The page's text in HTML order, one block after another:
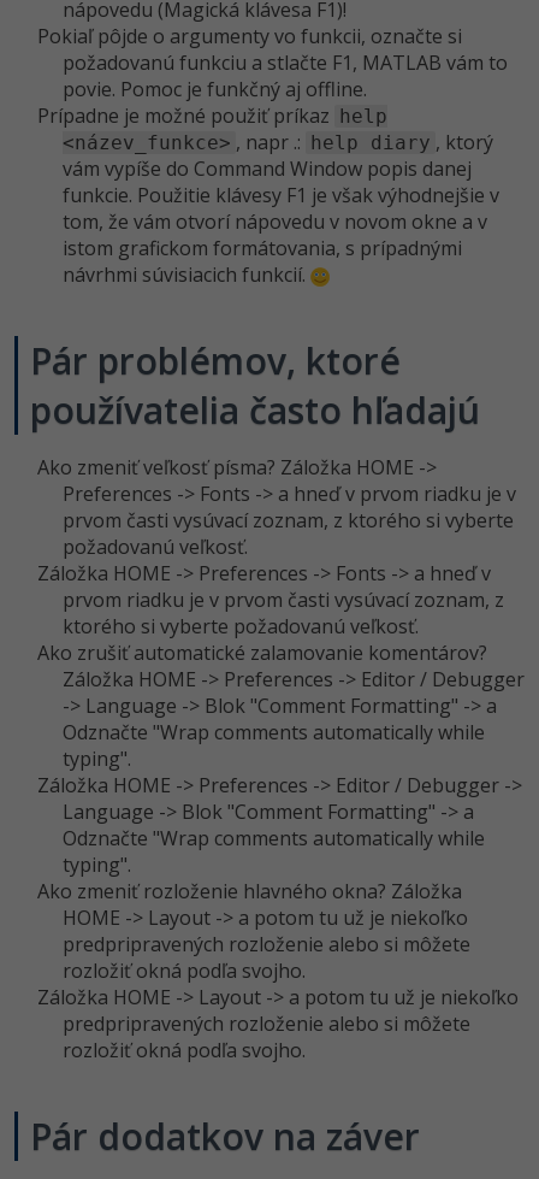
nápovedu (Magická klávesa F1)!
Pokiaľ pôjde o argumenty vo funkcii, označte si
požadovanú funkciu a stlačte F1, MATLAB vám to
povie. Pomoc je funkčný aj offline.
Prípadne je možné použiť príkaz help
<název_funkce> , napr .: help diary , ktorý
vám vypíše do Command Window popis danej
funkcie. Použitie klávesy F1 je však výhodnejšie v
tom, že vám otvorí nápovedu v novom okne a v
istom grafickom formátovania, s prípadnými
návrhmi súvisiacich funkcií.
Pár problémov, ktoré
používatelia často hľadajú
Ako zmeniť veľkosť písma? Záložka HOME ->
Preferences -> Fonts -> a hneď v prvom riadku je v
prvom časti vysúvací zoznam, z ktorého si vyberte
požadovanú veľkosť.
Záložka HOME -> Preferences -> Fonts -> a hneď v
prvom riadku je v prvom časti vysúvací zoznam, z
ktorého si vyberte požadovanú veľkosť.
Ako zrušiť automatické zalamovanie komentárov?
Záložka HOME -> Preferences -> Editor / Debugger
-> Language -> Blok "Comment Formatting" -> a
Odznačte "Wrap comments automatically while
typing".
Záložka HOME -> Preferences -> Editor / Debugger ->
Language -> Blok "Comment Formatting" -> a
Odznačte "Wrap comments automatically while
typing".
Ako zmeniť rozloženie hlavného okna? Záložka
HOME -> Layout -> a potom tu už je niekoľko
predpripravených rozloženie alebo si môžete
rozložiť okná podľa svojho.
Záložka HOME -> Layout -> a potom tu už je niekoľko
predpripravených rozloženie alebo si môžete
rozložiť okná podľa svojho.
Pár dodatkov na záver